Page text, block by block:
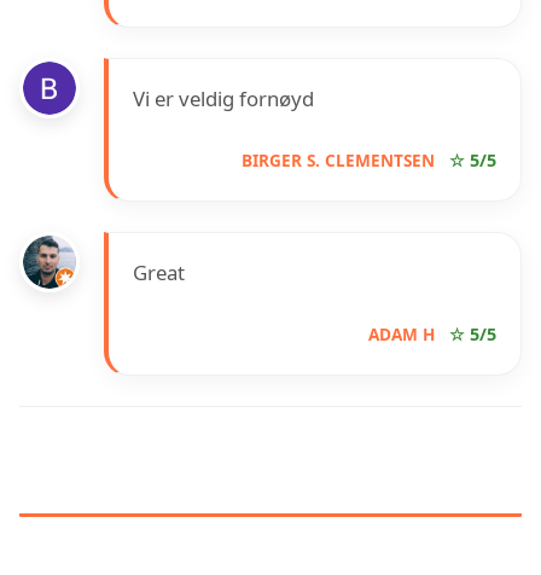
Vi er veldig fornøyd
BIRGER S. CLEMENTSEN ☆ 5/5
Great
ADAM H ☆ 5/5